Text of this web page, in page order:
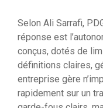
Selon Ali Sarrafi,
réponse est
conçus, dotés de
définitions claires,
entreprise gère
rapidement sur un